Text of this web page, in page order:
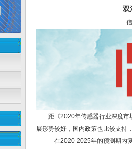
双
距《2020年传感器行业深度市场
展形势较好，国内政策也比较支持
在2020-2025年的预测期内复